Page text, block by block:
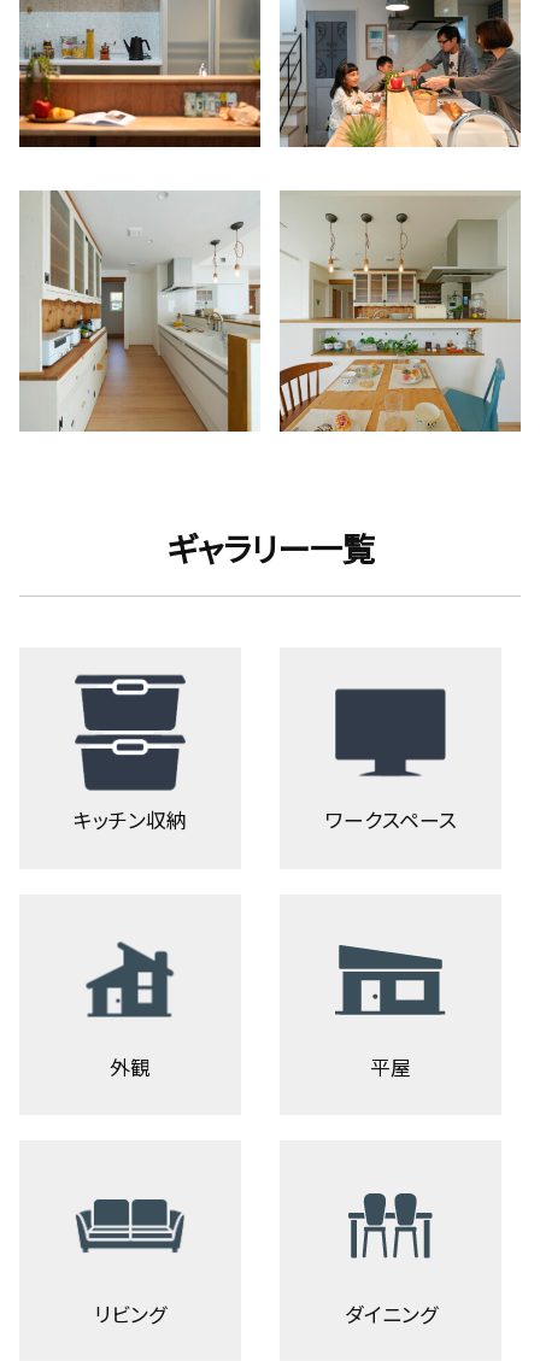
ギャラリー一覧
キッチン収納 ワークスペース
外観 平屋
リビング ダイニング